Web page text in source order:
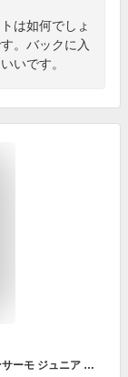
は如何でしょ
。バックに入
いです。
デサント 野球 グランドコート エクスプラス チタンサーモ ジュニア 裏起毛 JDR-204